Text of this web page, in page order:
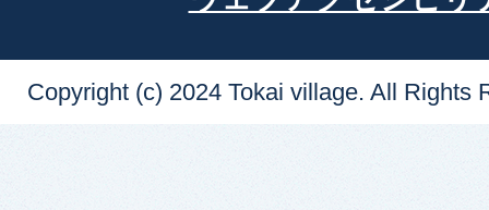
Copyright (c) 2024 Tokai village. All Rights